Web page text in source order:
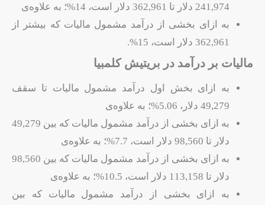
241,974 دلار تا 362,961 دلار است، 14%؛ به علاوه‌ی
به ازای بخشی از درآمد مشمول مالیات که بیشتر از
362,961 دلار است، 15%.
مالیات بر درآمد در بریتیش کلمبیا
به ازای بخش اول درآمد مشمول مالیات تا سقف
49,279 دلار، 5.06%؛ به علاوه‌ی
به ازای بخشی از درآمد مشمول مالیات که بین 49,279
دلار تا 98,560 دلار است، 7.7%؛ به علاوه‌ی
به ازای بخشی از درآمد مشمول مالیات که بین 98,560
دلار تا 113,158 دلار است، 10.5%؛ به علاوه‌ی
به ازای بخشی از درآمد مشمول مالیات که بین